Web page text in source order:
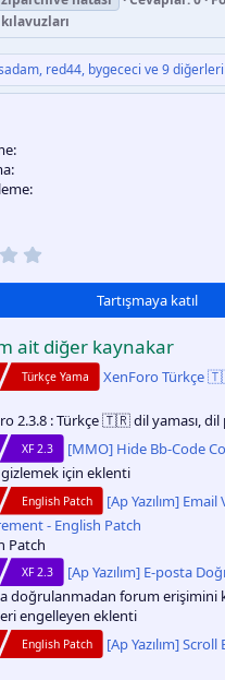
, red44, bygececi ve 9 diğerleri
0
y
l
d
ı
Tartışmaya katıl
ait diğer kaynakar
Türkçe Yama
XenForo Türkçe
2.3.8 : Türkçe 🇹🇷 dil yaması, dil
XF 2.3
[MMO] Hide Bb-Code
için eklenti
English Patch
[Ap Yazılım]
- English Patch
Patch
XF 2.3
[Ap Yazılım] E-posta
doğrulanmadan forum erişimini
engelleyen eklenti
English Patch
[Ap Yazılım]